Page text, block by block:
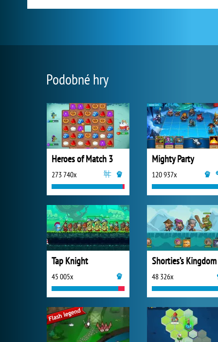
Podobné hry
Heroes of Match 3
273 740x
Mighty Party
120 937x
Tap Knight
45 005x
Shorties’s
48 326x